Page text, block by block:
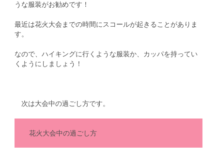
うな服装がお勧めです！
最近は花火大会までの時間にスコールが起きることがありま
す。
なので、ハイキングに行くような服装か、カッパを持ってい
くようにしましょう！
次は大会中の過ごし方です。
花火大会中の過ごし方